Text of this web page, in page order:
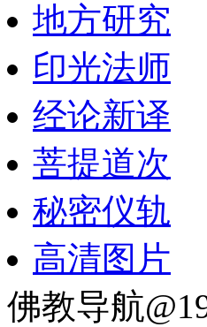
地方研究
印光法师
经论新译
菩提道次
秘密仪轨
高清图片
佛教导航